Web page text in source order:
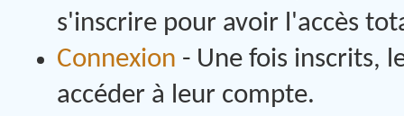
s'inscrire pour avoir l'accès
Connexion - Une fois inscrits,
accéder à leur compte.